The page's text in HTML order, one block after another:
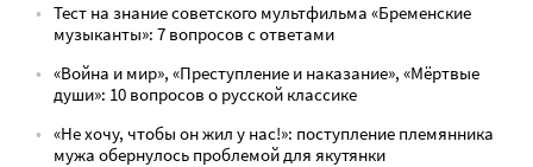
Тест на знание советского мультфильма «Бременские
музыканты»: 7 вопросов с ответами
«Война и мир», «Преступление и наказание», «Мёртвые
души»: 10 вопросов о русской классике
«Не хочу, чтобы он жил у нас!»: поступление племянника
мужа обернулось проблемой для якутянки